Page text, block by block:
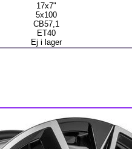
17x7"
5x100
CB57,1
ET40
Ej i lager